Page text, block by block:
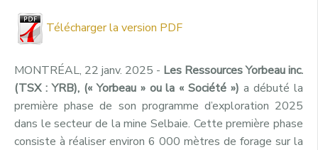
Télécharger la version PDF
MONTRÉAL, 22 janv. 2025 - Les Ressources Yorbeau inc.
(TSX : YRB), (« Yorbeau » ou la « Société ») a débuté la
première phase de son programme d’exploration 2025
dans le secteur de la mine Selbaie. Cette première phase
consiste à réaliser environ 6 000 mètres de forage sur la